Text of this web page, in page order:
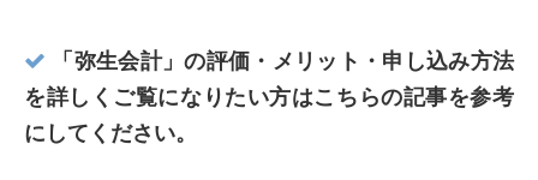
「 弥生会計」の評価・メリット・申し込み方法
を詳しくご覧になりたい方はこちらの記事を参考
にしてください。